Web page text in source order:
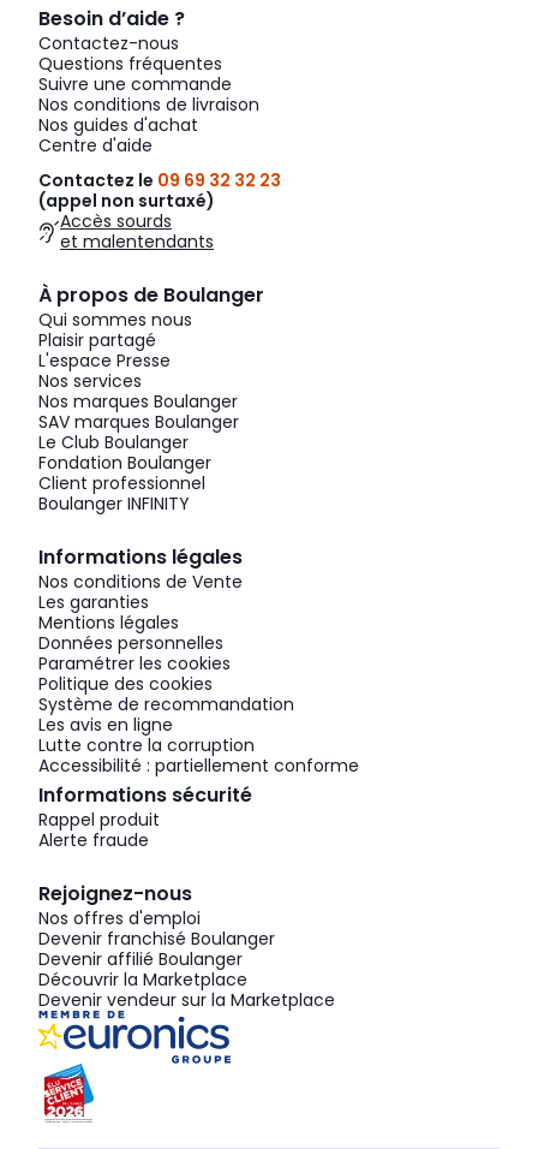
Besoin d’aide ?
Contactez-nous
Questions fréquentes
Suivre une commande
Nos conditions de livraison
Nos guides d'achat
Centre d'aide
Contactez le 09 69 32 32 23
(appel non surtaxé)
Accès sourds
et malentendants
À propos de Boulanger
Qui sommes nous
Plaisir partagé
L'espace Presse
Nos services
Nos marques Boulanger
SAV marques Boulanger
Le Club Boulanger
Fondation Boulanger
Client professionnel
Boulanger INFINITY
Informations légales
Nos conditions de Vente
Les garanties
Mentions légales
Données personnelles
Paramétrer les cookies
Politique des cookies
Système de recommandation
Les avis en ligne
Lutte contre la corruption
Accessibilité : partiellement conforme
Informations sécurité
Rappel produit
Alerte fraude
Rejoignez-nous
Nos offres d'emploi
Devenir franchisé Boulanger
Devenir affilié Boulanger
Découvrir la Marketplace
Devenir vendeur sur la Marketplace